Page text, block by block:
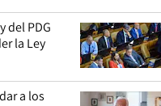
del PDG
la Ley
a los